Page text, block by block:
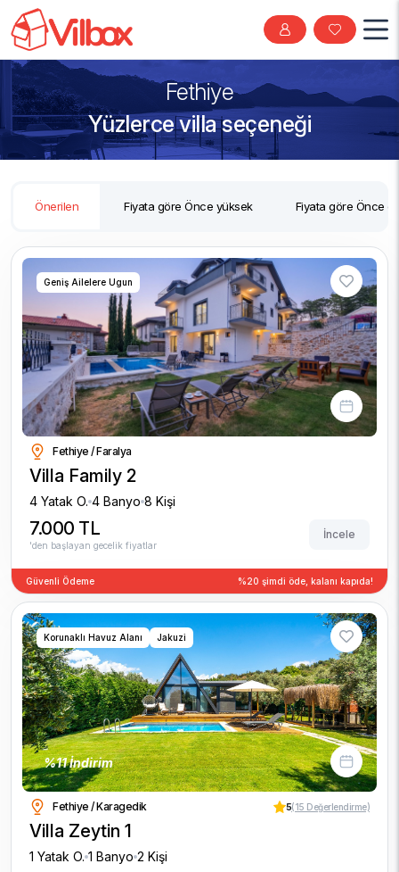
Fethiye
Yüzlerce villa seçeneği
Önerilen Fiyata göre Önce yüksek Fiyata göre Önce
Geniş Ailelere Ugun
Fethiye / Faralya
Villa Family 2
4 Yatak O. 4 Banyo 8 Kişi
7.000 TL
'den başlayan gecelik fiyatlar
İncele
Güvenli Ödeme %20 şimdi öde, kalanı kapıda!
%11 İndirim
Korunaklı Havuz Alanı Jakuzi
Fethiye / Karagedik 5(15 Değerlendirme)
Villa Zeytin 1
1 Yatak O. 1 Banyo 2 Kişi